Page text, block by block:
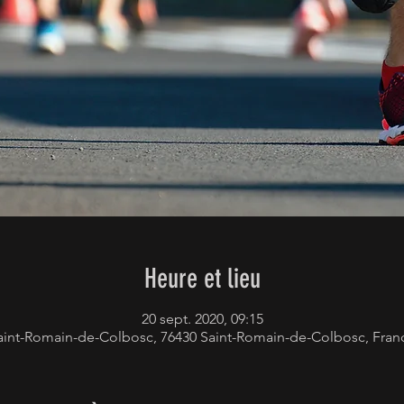
Heure et lieu
20 sept. 2020, 09:15
Romain-de-Colbosc, 76430 Saint-Romain-de-Colbosc,